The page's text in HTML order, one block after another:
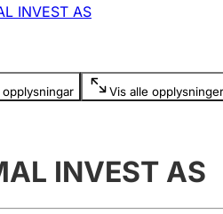
INVEST AS
Vis alle opplysninger
er skjult
INVEST AS